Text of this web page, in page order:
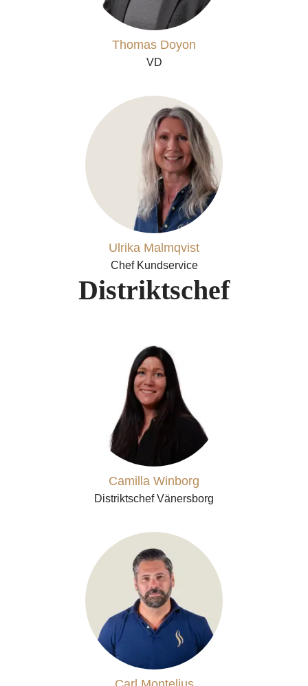
Thomas Doyon
VD
Ulrika Malmqvist
Chef Kundservice
Distriktschef
Camilla Winborg
Distriktschef Vänersborg